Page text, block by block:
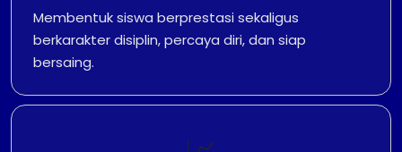
Membentuk siswa berprestasi sekaligus
berkarakter disiplin, percaya diri, dan siap
bersaing.